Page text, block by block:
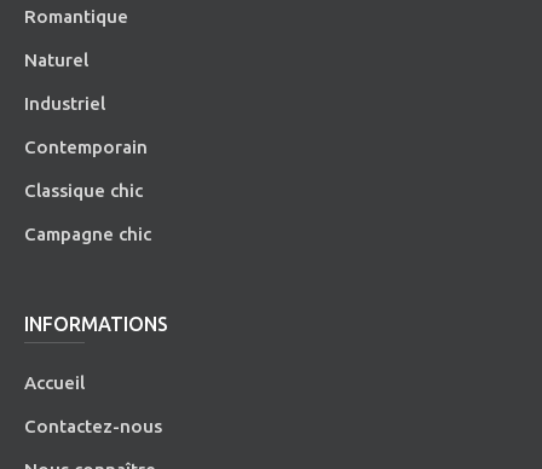
Romantique
Naturel
Industriel
Contemporain
Classique chic
Campagne chic
INFORMATIONS
Accueil
Contactez-nous